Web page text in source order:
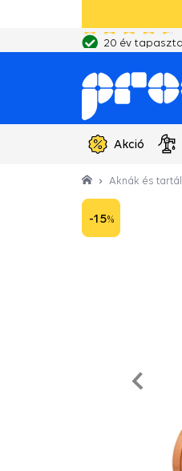
20 év
Akció
Aknák és
-15%
Predchádzajúce